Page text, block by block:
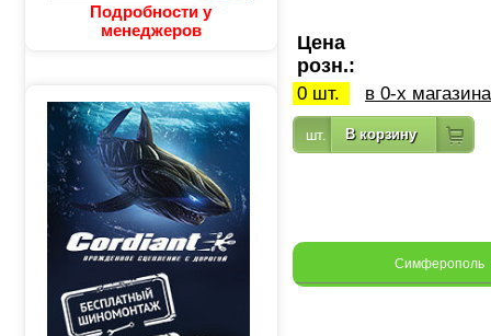
Подробности у
менеджеров
Цена
розн.:
0 шт. в 0-х
Симферополь